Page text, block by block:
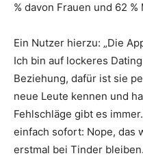
% davon Frauen und 62 %
Ein Nutzer hierzu: „Die
Ich bin auf lockeres
Beziehung, dafür ist sie
neue Leute kennen und
Fehlschläge gibt es
einfach sofort: Nope, das
erstmal bei Tinder